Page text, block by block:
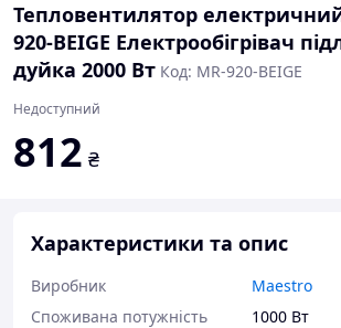
Тепловентилятор
920-BEIGE Електрообігрівач
дуйка 2000 Вт Код: MR-920-BEIGE
Недоступний
812 ₴
Характеристики та опис
Виробник
Maestro
Споживана потужність
1000 Вт